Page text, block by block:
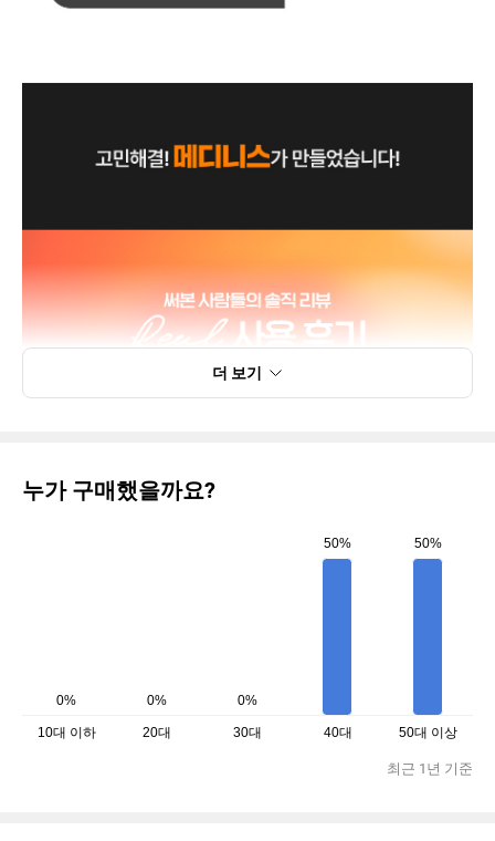
더 보기
누가 구매했을까요?
0% 0% 0%
50% 50%
10대 이하 20대 30대 40대 50대 이상
최근 1년 기준